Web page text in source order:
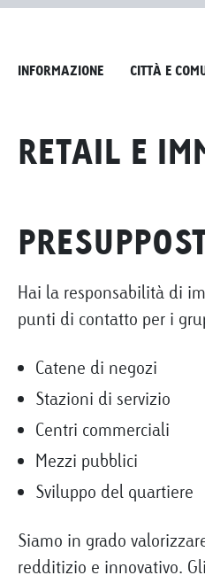
INFORMAZIONE CITTÀ E
RETAIL E
Hai la responsabilità di
punti di contatto per i
Catene di negozi
Stazioni di servizio
Centri commerciali
Mezzi pubblici
Sviluppo del quartiere
Siamo in grado
redditizio e innovativo.